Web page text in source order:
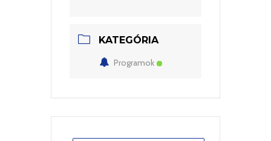
KATEGÓRIA
Programok